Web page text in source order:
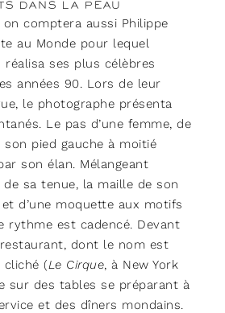
DANS LA PEAU
on comptera aussi Philippe
au Monde pour lequel
réalisa ses plus célèbres
années 90. Lors de leur
le photographe présenta
Le pas d’une femme, de
son pied gauche à moitié
son élan. Mélangeant
de sa tenue, la maille de son
d’une moquette aux motifs
rythme est cadencé. Devant
dont le nom est
cliché (Le Cirque, à New York
sur des tables se préparant à
et des dîners mondains.